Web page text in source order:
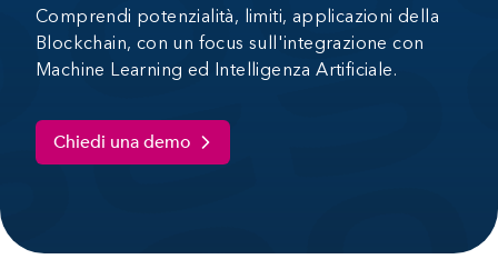
Comprendi potenzialità, limiti, applicazioni della
Blockchain, con un focus sull'integrazione con
Machine Learning ed Intelligenza Artificiale.
Chiedi una demo